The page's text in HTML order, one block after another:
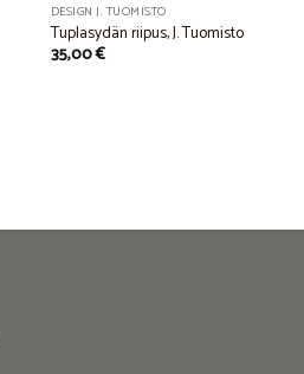
DESIGN J. TUOMISTO
Tuplasydän riipus, J. Tuomisto
35,00€